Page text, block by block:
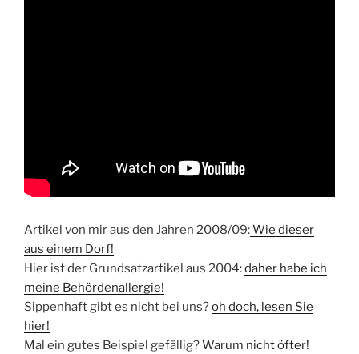
Artikel von mir aus den Jahren 2008/09:Wie dieser
aus einem Dorf!
Hier ist der Grundsatzartikel aus 2004:daher habe ich
meine Behördenallergie!
Sippenhaft gibt es nicht bei uns?oh doch, lesen Sie
hier!
Mal ein gutes Beispiel gefällig?Warum nicht öfter!